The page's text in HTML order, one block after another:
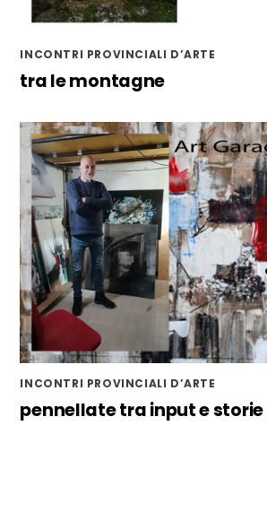
INCONTRI PROVINCIALI D’ARTE
tra le montagne
INCONTRI PROVINCIALI D’ARTE
pennellate tra input e storie